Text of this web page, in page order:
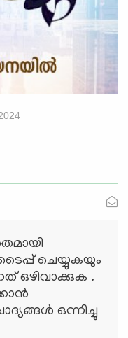
ചെയ്യുകയും
ഒഴിവാക്കുക .
ഒന്നിച്ചു